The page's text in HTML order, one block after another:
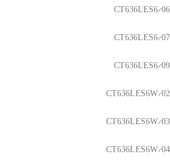
CT636LES6/06
CT636LES6/07
CT636LES6/09
CT636LES6W/02
CT636LES6W/03
CT636LES6W/04